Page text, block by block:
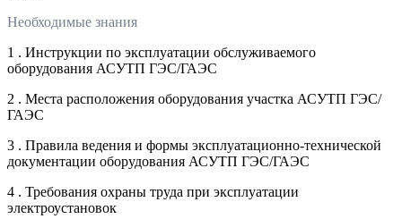
Необходимые знания
1 . Инструкции по эксплуатации обслуживаемого
оборудования АСУТП ГЭС/ГАЭС
2 . Места расположения оборудования участка АСУТП ГЭС/
ГАЭС
3 . Правила ведения и формы эксплуатационно-технической
документации оборудования АСУТП ГЭС/ГАЭС
4 . Требования охраны труда при эксплуатации
электроустановок